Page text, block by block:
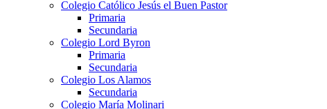
Colegio Católico Jesús el Buen Pastor
Primaria
Secundaria
Colegio Lord Byron
Primaria
Secundaria
Colegio Los Alamos
Secundaria
Colegio María Molinari